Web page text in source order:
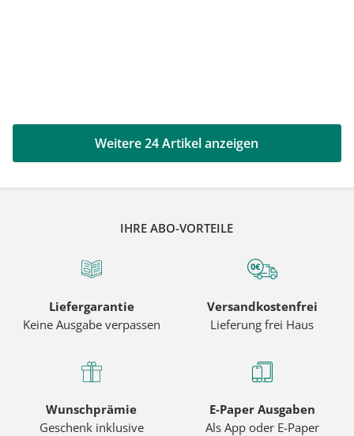
Weitere 24 Artikel anzeigen
IHRE ABO-VORTEILE
Liefergarantie
Keine Ausgabe verpassen
Versandkostenfrei
Lieferung frei Haus
Wunschprämie
Geschenk inklusive
E-Paper Ausgaben
Als App oder E-Paper